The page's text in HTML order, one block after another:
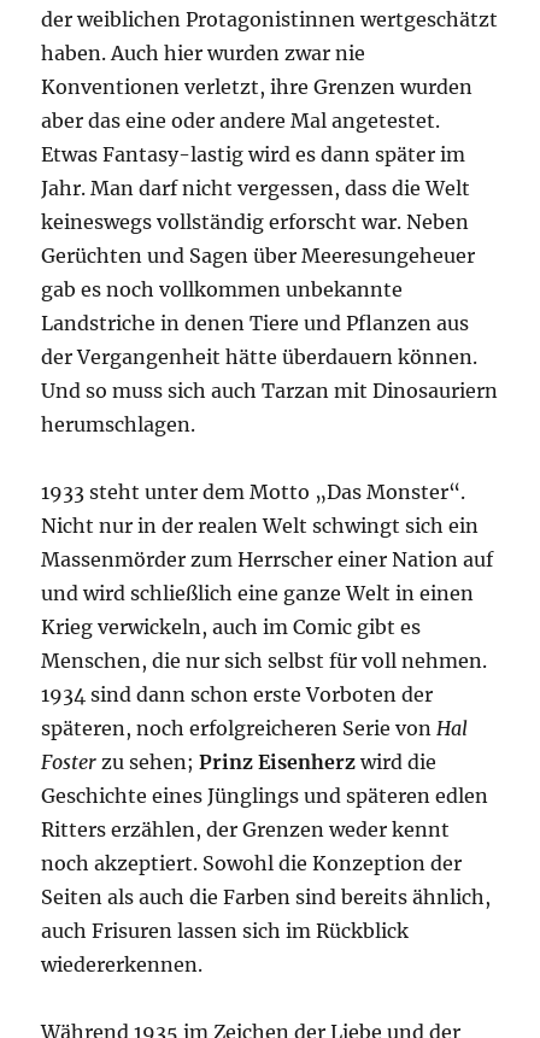
der weiblichen Protagonistinnen wertgeschätzt
haben. Auch hier wurden zwar nie
Konventionen verletzt, ihre Grenzen wurden
aber das eine oder andere Mal angetestet.
Etwas Fantasy-lastig wird es dann später im
Jahr. Man darf nicht vergessen, dass die Welt
keineswegs vollständig erforscht war. Neben
Gerüchten und Sagen über Meeresungeheuer
gab es noch vollkommen unbekannte
Landstriche in denen Tiere und Pflanzen aus
der Vergangenheit hätte überdauern können.
Und so muss sich auch Tarzan mit Dinosauriern
herumschlagen.
1933 steht unter dem Motto „Das Monster“.
Nicht nur in der realen Welt schwingt sich ein
Massenmörder zum Herrscher einer Nation auf
und wird schließlich eine ganze Welt in einen
Krieg verwickeln, auch im Comic gibt es
Menschen, die nur sich selbst für voll nehmen.
1934 sind dann schon erste Vorboten der
späteren, noch erfolgreicheren Serie vonHal
Foster zu sehen;Prinz Eisenherzwird die
Geschichte eines Jünglings und späteren edlen
Ritters erzählen, der Grenzen weder kennt
noch akzeptiert. Sowohl die Konzeption der
Seiten als auch die Farben sind bereits ähnlich,
auch Frisuren lassen sich im Rückblick
wiedererkennen.
Während 1935 im Zeichen der Liebe und der